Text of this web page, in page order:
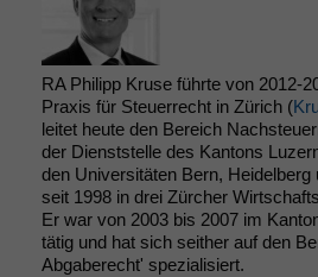
RA Philipp Kruse führte von 2012-
Praxis für Steuerrecht in Zürich (
leitet heute den Bereich
der Dienststelle des Kantons
den Universitäten Bern,
seit 1998 in drei Zürcher
Er war von 2003 bis 2007 im
tätig und hat sich seither auf den
Abgaberecht' spezialisiert.